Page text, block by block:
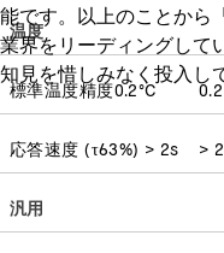
能です。以上のことから
業界をリーディングして
知見を惜しみなく投入し
温度
標準温度精度0.2°C 0.2
応答速度 (τ63%) > 2s > 2
汎用